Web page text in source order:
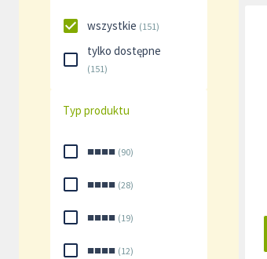
wszystkie (151)
tylko dostępne
(151)
Typ produktu
■■■■ (90)
■■■■ (28)
■■■■ (19)
■■■■ (12)